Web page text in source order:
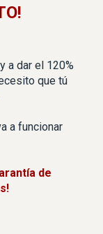
a dar el 120%
que tú
a funcionar
de